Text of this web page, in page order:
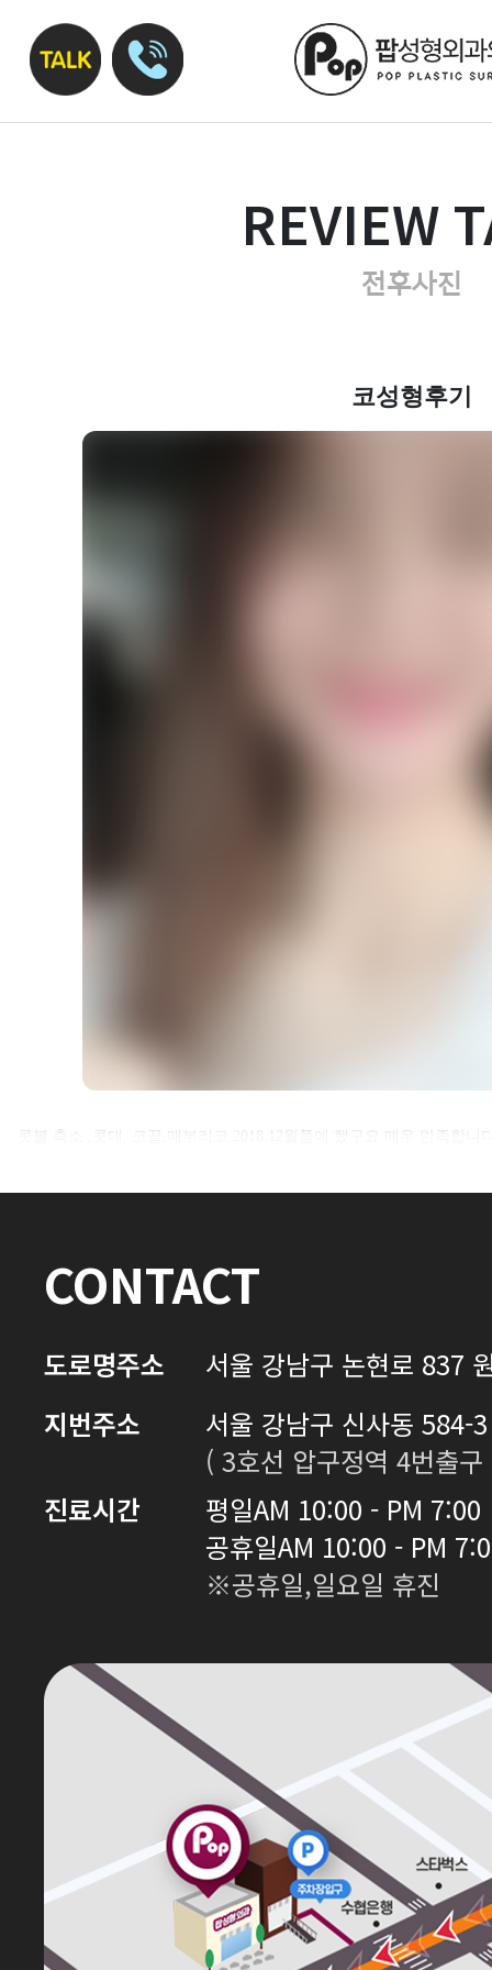
REVIEW
전후사진
코성형후기
셀카후기 전체 내용은
콧볼 축소 ,콧대, 코끝,매부리코 2018.12월쯤에 했구요 매우 만족합니
CONTACT
도로명주소
서울 강남구 논현로 837
지번주소
서울 강남구 신사동 584-
( 3호선 압구정역 4번출
진료시간
평일AM 10:00 - PM 7:00
공휴일AM 10:00 - PM
※공휴일,일요일 휴진